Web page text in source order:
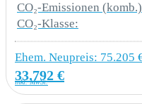
Türscheiben
4UP Airbags
5MA
CO₂-Emissionen
CO₂-Klasse:
Ehem. Neupreis: 75.205
33.792 €
inkl. MwSt.